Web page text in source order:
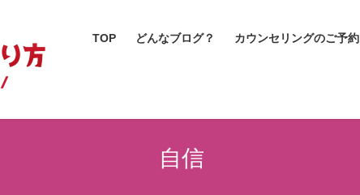
TOP どんなブログ？ カウンセリングのご予約
自信